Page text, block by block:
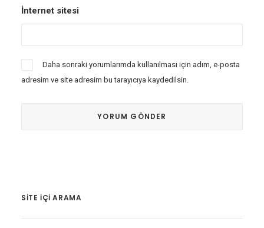
İnternet sitesi
Daha sonraki yorumlarımda kullanılması için adım, e-posta
adresim ve site adresim bu tarayıcıya kaydedilsin.
SITE IÇI ARAMA